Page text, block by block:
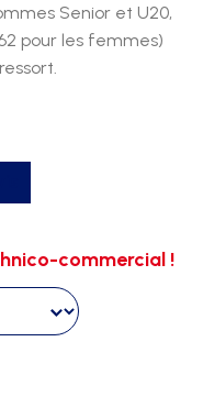
Senior et U20,
pour les femmes)
commercial !